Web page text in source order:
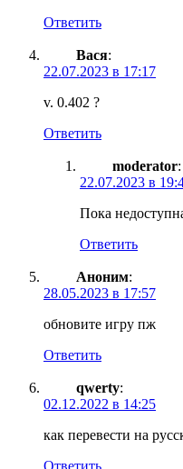
Ответить
Вася:
22.07.2023 в 17:17
v. 0.402 ?
Ответить
moderator:
22.07.2023 в
Пока
Ответить
Аноним:
28.05.2023 в 17:57
обновите игру пж
Ответить
qwerty:
02.12.2022 в 14:25
как перевести на
Ответить